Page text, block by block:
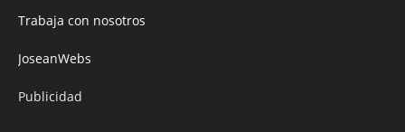
Trabaja con nosotros
JoseanWebs
Publicidad